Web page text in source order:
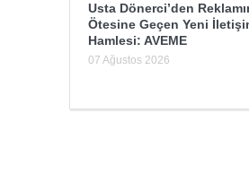
Usta Dönerci’den
Ötesine Geçen Yeni
Hamlesi: AVEME
07 Ağustos 2026